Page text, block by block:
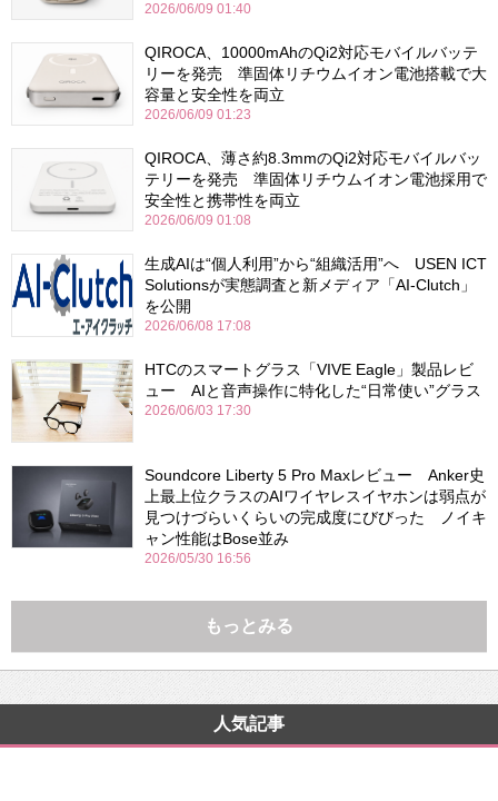
2026/06/09 01:40
QIROCA、10000mAhのQi2対応モバイルバッテ
リーを発売 準固体リチウムイオン電池搭載で大
容量と安全性を両立
2026/06/09 01:23
QIROCA、薄さ約8.3mmのQi2対応モバイルバッ
テリーを発売 準固体リチウムイオン電池採用で
安全性と携帯性を両立
2026/06/09 01:08
生成AIは“個人利用”から“組織活用”へ USEN ICT
Solutionsが実態調査と新メディア「AI-Clutch」
を公開
2026/06/08 17:08
HTCのスマートグラス「VIVE Eagle」製品レビ
ュー AIと音声操作に特化した“日常使い”グラス
2026/06/03 17:30
Soundcore Liberty 5 Pro Maxレビュー Anker史
上最上位クラスのAIワイヤレスイヤホンは弱点が
見つけづらいくらいの完成度にびびった ノイキ
ャン性能はBose並み
2026/05/30 16:56
もっとみる
人気記事